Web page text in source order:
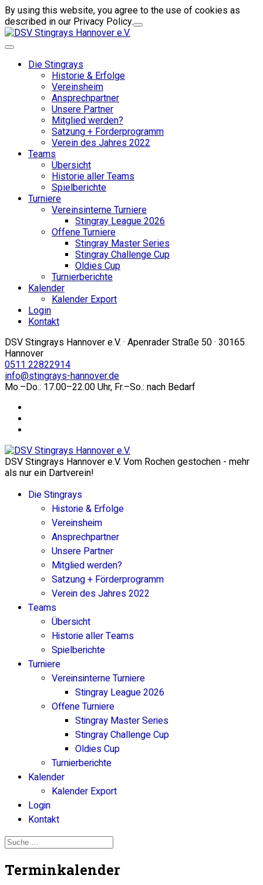
By using this website, you agree to the use of cookies as
described in our Privacy Policy.
Die Stingrays
Historie & Erfolge
Vereinsheim
Ansprechpartner
Unsere Partner
Mitglied werden?
Satzung + Förderprogramm
Verein des Jahres 2022
Teams
Übersicht
Historie aller Teams
Spielberichte
Turniere
Vereinsinterne Turniere
Stingray League 2026
Offene Turniere
Stingray Master Series
Stingray Challenge Cup
Oldies Cup
Turnierberichte
Kalender
Kalender Export
Login
Kontakt
DSV Stingrays Hannover e.V. · Apenrader Straße 50 · 30165
Hannover
0511 22822914
info@stingrays-hannover.de
Mo.–Do.: 17.00–22.00 Uhr, Fr.–So.: nach Bedarf
DSV Stingrays Hannover e.V. Vom Rochen gestochen - mehr
als nur ein Dartverein!
Die Stingrays
Historie & Erfolge
Vereinsheim
Ansprechpartner
Unsere Partner
Mitglied werden?
Satzung + Förderprogramm
Verein des Jahres 2022
Teams
Übersicht
Historie aller Teams
Spielberichte
Turniere
Vereinsinterne Turniere
Stingray League 2026
Offene Turniere
Stingray Master Series
Stingray Challenge Cup
Oldies Cup
Turnierberichte
Kalender
Kalender Export
Login
Kontakt
Terminkalender